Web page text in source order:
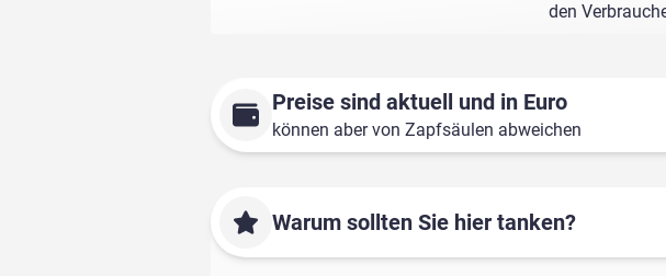
den
Preise sind aktuell und in Euro
können aber von Zapfsäulen abweichen
Warum sollten Sie hier tanken?